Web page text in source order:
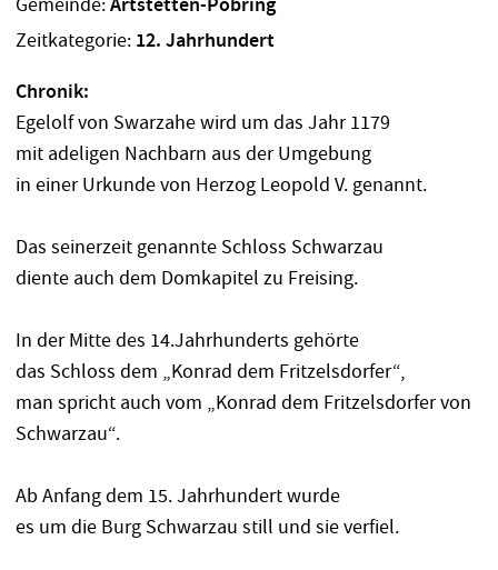
Zeitkategorie: 12. Jahrhundert
Chronik:
Egelolf von Swarzahe wird um das Jahr 1179
mit adeligen Nachbarn aus der Umgebung
in einer Urkunde von Herzog Leopold V. genannt.
Das seinerzeit genannte Schloss Schwarzau
diente auch dem Domkapitel zu Freising.
In der Mitte des 14.Jahrhunderts gehörte
das Schloss dem „Konrad dem Fritzelsdorfer“,
man spricht auch vom „Konrad dem Fritzelsdorfer von
Schwarzau“.
Ab Anfang dem 15. Jahrhundert wurde
es um die Burg Schwarzau still und sie verfiel.